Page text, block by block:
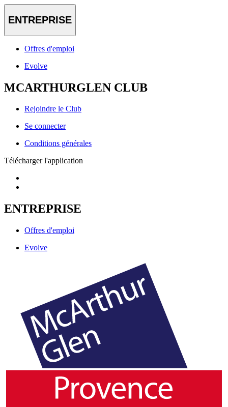
ENTREPRISE
Offres d'emploi
Evolve
MCARTHURGLEN CLUB
Rejoindre le Club
Se connecter
Conditions générales
Télécharger l'application
ENTREPRISE
Offres d'emploi
Evolve